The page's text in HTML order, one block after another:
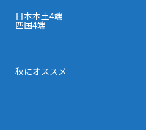
日本本土4端
四国4端
秋にオススメ